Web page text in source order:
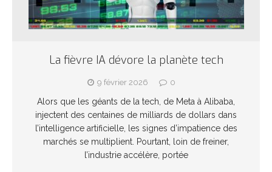
La fièvre IA dévore la planète tech
9 février 2026 0
Alors que les géants de la tech, de Meta à Alibaba,
injectent des centaines de milliards de dollars dans
l’intelligence artificielle, les signes d’impatience des
marchés se multiplient. Pourtant, loin de freiner,
l’industrie accélère, portée